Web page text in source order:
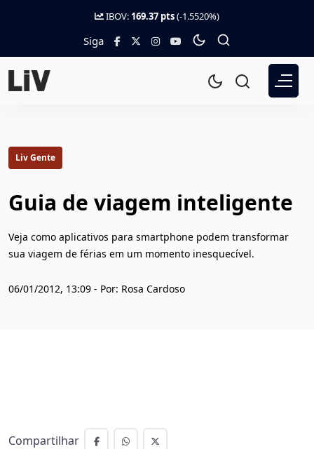
IBOV: 169.37 pts(-1.5520%)
Siga
Liv Gente
Guia de viagem inteligente
Veja como aplicativos para smartphone podem transformar
sua viagem de férias em um momento inesquecível.
06/01/2012, 13:09 - Por: Rosa Cardoso
Compartilhar